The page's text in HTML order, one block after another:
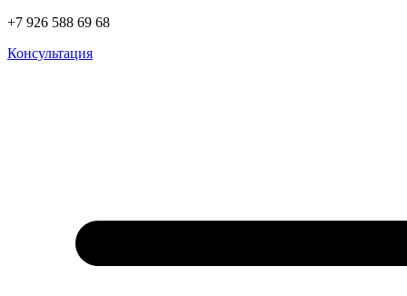
+7 926 588 69 68
Консультация